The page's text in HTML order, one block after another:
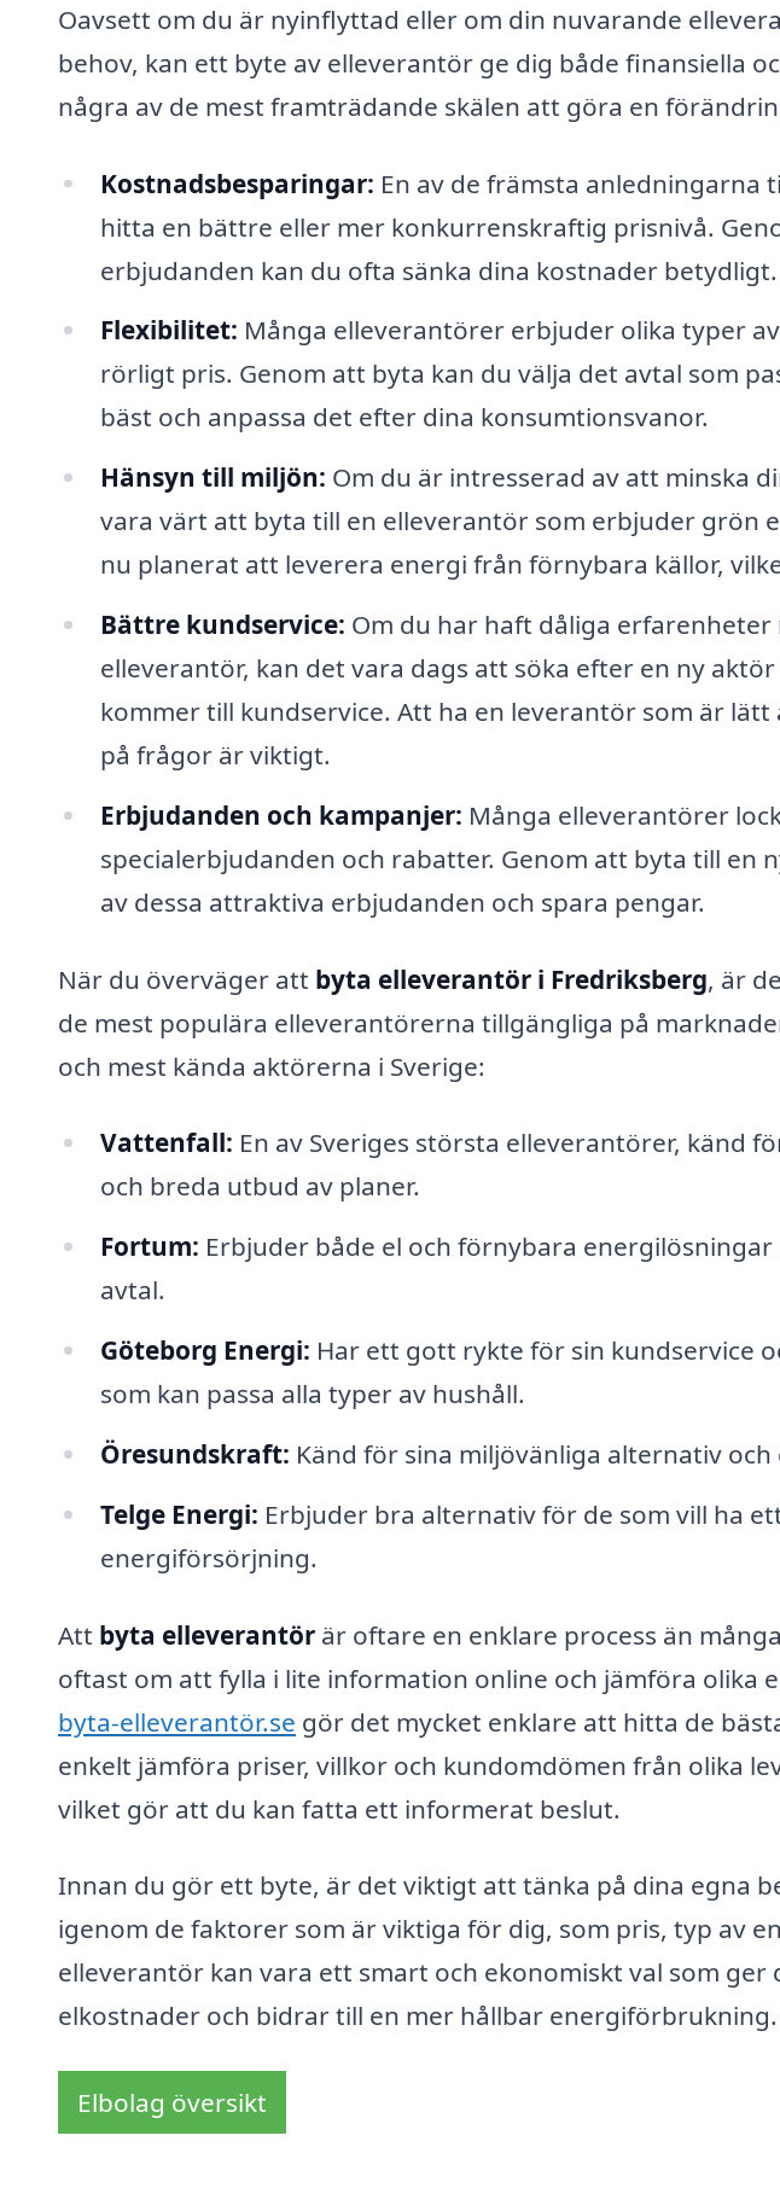
Oavsett om du är nyinflyttad eller om din nuvarande
behov, kan ett byte av elleverantör ge dig både finansiella
några av de mest framträdande skälen att göra en
Kostnadsbesparingar: En av de främsta
hitta en bättre eller mer konkurrenskraftig prisnivå.
erbjudanden kan du ofta sänka dina kostnader betydligt.
Flexibilitet: Många elleverantörer erbjuder olika typer
rörligt pris. Genom att byta kan du välja det avtal som
bäst och anpassa det efter dina konsumtionsvanor.
Hänsyn till miljön: Om du är intresserad av att minska
vara värt att byta till en elleverantör som erbjuder grön
nu planerat att leverera energi från förnybara källor,
Bättre kundservice: Om du har haft dåliga
elleverantör, kan det vara dags att söka efter en ny
kommer till kundservice. Att ha en leverantör som är
på frågor är viktigt.
Erbjudanden och kampanjer: Många elleverantörer
specialerbjudanden och rabatter. Genom att byta till en
av dessa attraktiva erbjudanden och spara pengar.
När du överväger att byta elleverantör i Fredriksberg, är
de mest populära elleverantörerna tillgängliga på
och mest kända aktörerna i Sverige:
Vattenfall: En av Sveriges största elleverantörer, känd
och breda utbud av planer.
Fortum: Erbjuder både el och förnybara
avtal.
Göteborg Energi: Har ett gott rykte för sin kundservice
som kan passa alla typer av hushåll.
Öresundskraft: Känd för sina miljövänliga alternativ
Telge Energi: Erbjuder bra alternativ för de som vill ha
energiförsörjning.
Att byta elleverantör är oftare en enklare process än
oftast om att fylla i lite information online och jämföra olika
byta-elleverantör.se gör det mycket enklare att hitta de
enkelt jämföra priser, villkor och kundomdömen från olika
vilket gör att du kan fatta ett informerat beslut.
Innan du gör ett byte, är det viktigt att tänka på dina egna
igenom de faktorer som är viktiga för dig, som pris, typ av
elleverantör kan vara ett smart och ekonomiskt val som
elkostnader och bidrar till en mer hållbar energiförbrukning.
Elbolag översikt